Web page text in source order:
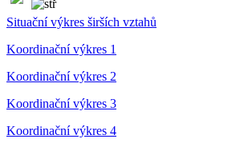
Situační výkres širších vztahů
Koordinační výkres 1
Koordinační výkres 2
Koordinační výkres 3
Koordinační výkres 4